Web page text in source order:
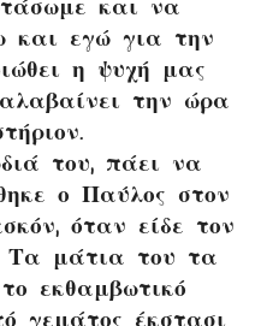
και εγώ για την
η ψυχή μας
την ώρα
του, πάει να
ο Παύλος στον
όταν είδε τον
Τα μάτια του τα
εκθαμβωτικό
γεμάτος έκστασι